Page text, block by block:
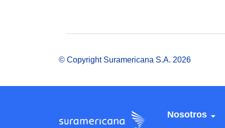
© Copyright Suramericana S.A. 2026
Nosotros